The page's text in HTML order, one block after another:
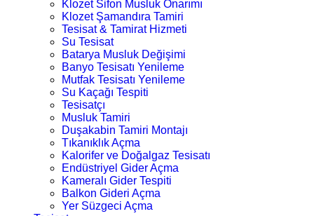
Klozet Sifon Musluk Onarımı
Klozet Şamandıra Tamiri
Tesisat & Tamirat Hizmeti
Su Tesisat
Batarya Musluk Değişimi
Banyo Tesisatı Yenileme
Mutfak Tesisatı Yenileme
Su Kaçağı Tespiti
Tesisatçı
Musluk Tamiri
Duşakabin Tamiri Montajı
Tıkanıklık Açma
Kalorifer ve Doğalgaz Tesisatı
Endüstriyel Gider Açma
Kameralı Gider Tespiti
Balkon Gideri Açma
Yer Süzgeci Açma